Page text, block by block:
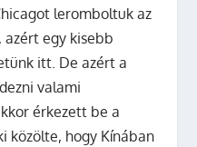
leromboltuk az
azért egy kisebb
itt. De azért a
valami
érkezett be a
közölte, hogy Kínában